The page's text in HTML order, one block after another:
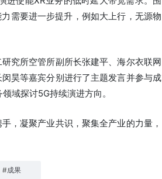
需要进一步提升，例如大上行，无源物
究所空管所副所长张建平、海尔衣联网
昊等嘉宾分别进行了主题发言并参与成
域探讨5G持续演进方向。
，凝聚产业共识，聚集全产业的力量，
#成果